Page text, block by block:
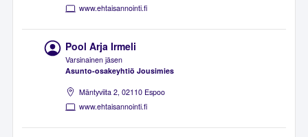
www.ehtaisannointi.fi
Pool Arja Irmeli
Varsinainen jäsen
Asunto-osakeyhtiö Jousimies
Mäntyviita 2, 02110 Espoo
www.ehtaisannointi.fi